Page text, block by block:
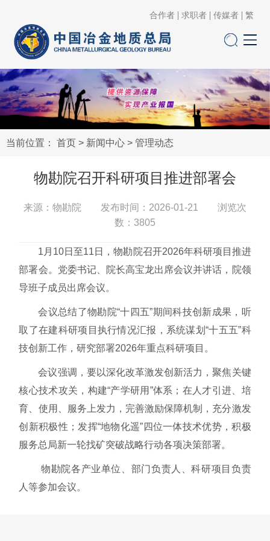
合作者 求职者 传媒者 繁
当前位置： 首页 > 新闻中心 > 管理动态
物勘院召开科研项目推进部署会
来源：物勘院 发布时间：2026-01-21 浏览次
数： 3805
1月10日至11日，物勘院召开2026年科研项目推进
部署会。党委书记、院长高宝龙出席会议并讲话，院领
导班子成员出席会议。
会议总结了物勘院“十四五”期间科技创新成果，听
取了在建科研项目执行情况汇报，系统谋划“十五五”科
技创新工作，研究部署2026年重点科研项目。
会议强调，要以深化改革激发创新活力，聚焦关键
核心技术攻关，构建“产学研用”体系；在人才引进、培
育、使用、服务上发力，完善激励保障机制，充分激发
创新积极性；发挥“地物化遥”四位一体技术优势，积极
服务总局新一轮找矿突破战略行动各项决策部署。
物勘院各产业单位、部门负责人、科研项目负责
人等参加会议。